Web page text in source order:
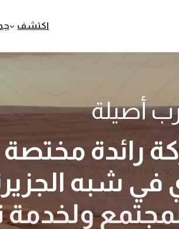
اكتشف
أصيلة
رائدة
في شبه
ولخدمة